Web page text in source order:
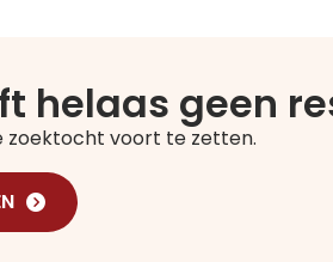
helaas geen
zoektocht voort te zetten.